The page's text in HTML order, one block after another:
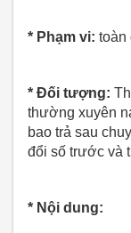
* Phạm vi: toàn
* Đối tượng:
thường xuyên
bao trả sau
đổi số trước và
* Nội dung: